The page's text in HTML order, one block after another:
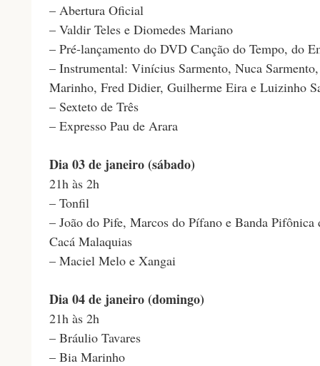
– Abertura Oficial
– Valdir Teles e Diomedes Mariano
– Pré-lançamento do DVD Canção do Tempo, do
– Instrumental: Vinícius Sarmento, Nuca
Marinho, Fred Didier, Guilherme Eira e Luizinho
– Sexteto de Três
– Expresso Pau de Arara
Dia 03 de janeiro (sábado)
21h às 2h
– Tonfil
– João do Pife, Marcos do Pífano e Banda Pifônica
Cacá Malaquias
– Maciel Melo e Xangai
Dia 04 de janeiro (domingo)
21h às 2h
– Bráulio Tavares
– Bia Marinho